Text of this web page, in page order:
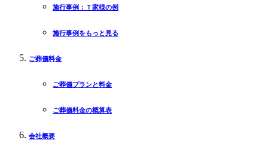
施行事例：Ｔ家様の例
施行事例をもっと見る
ご葬儀料金
ご葬儀プランと料金
ご葬儀料金の概算表
会社概要